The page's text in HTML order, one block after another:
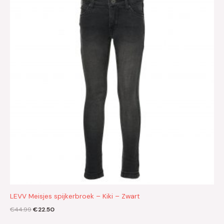
LEVV Meisjes spijkerbroek – Kiki – Zwart
€44.99€22.50